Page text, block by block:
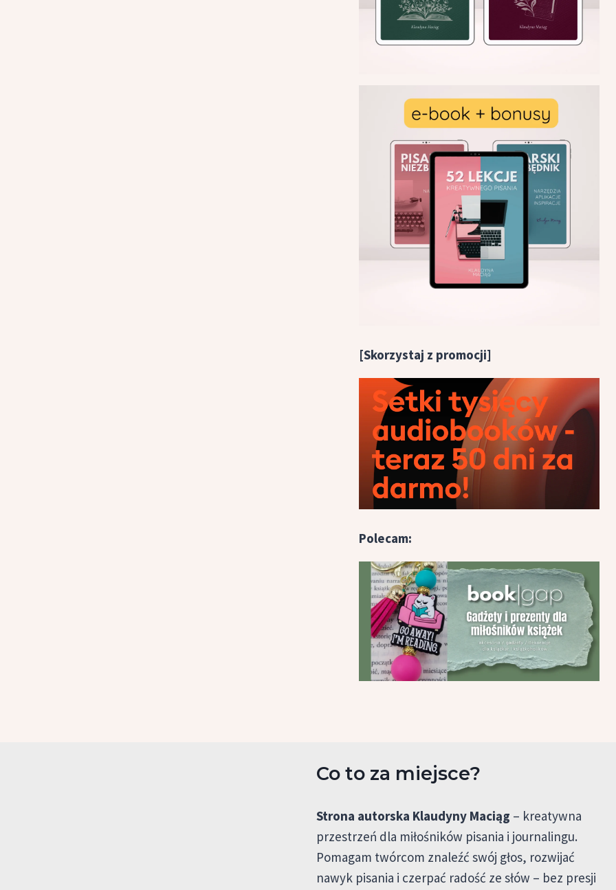
[Skorzystaj z promocji]
Polecam:
Co to za miejsce?
Strona autorska Klaudyny Maciąg – kreatywna
przestrzeń dla miłośników pisania i journalingu.
Pomagam twórcom znaleźć swój głos, rozwijać
nawyk pisania i czerpać radość ze słów – bez presji